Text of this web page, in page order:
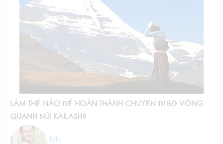
LÀM THẾ NÀO ĐỂ HOÀN THÀNH CHUYẾN ĐI BỘ VÒNG
QUANH NÚI KAILASH?
Eric